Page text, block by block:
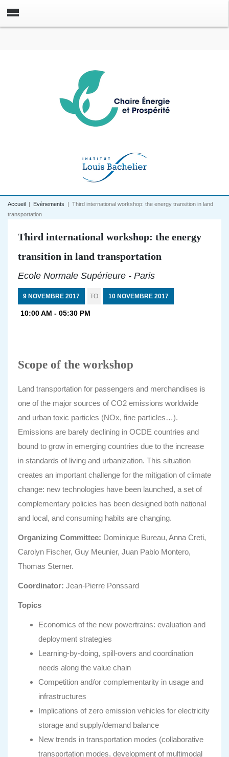
Accueil | Evènements | Third international workshop: the energy transition in land
transportation
Third international workshop: the energy
transition in land transportation
Ecole Normale Supérieure - Paris
9 NOVEMBRE 2017 TO 10 NOVEMBRE 2017
10:00 AM - 05:30 PM
Scope of the workshop
Land transportation for passengers and merchandises is
one of the major sources of CO2 emissions worldwide
and urban toxic particles (NOx, fine particles…).
Emissions are barely declining in OCDE countries and
bound to grow in emerging countries due to the increase
in standards of living and urbanization. This situation
creates an important challenge for the mitigation of climate
change: new technologies have been launched, a set of
complementary policies has been designed both national
and local, and consuming habits are changing.
Organizing Committee: Dominique Bureau, Anna Creti,
Carolyn Fischer, Guy Meunier, Juan Pablo Montero,
Thomas Sterner.
Coordinator: Jean-Pierre Ponssard
Topics
Economics of the new powertrains: evaluation and
deployment strategies
Learning-by-doing, spill-overs and coordination
needs along the value chain
Competition and/or complementarity in usage and
infrastructures
Implications of zero emission vehicles for electricity
storage and supply/demand balance
New trends in transportation modes (collaborative
transportation modes, development of multimodal